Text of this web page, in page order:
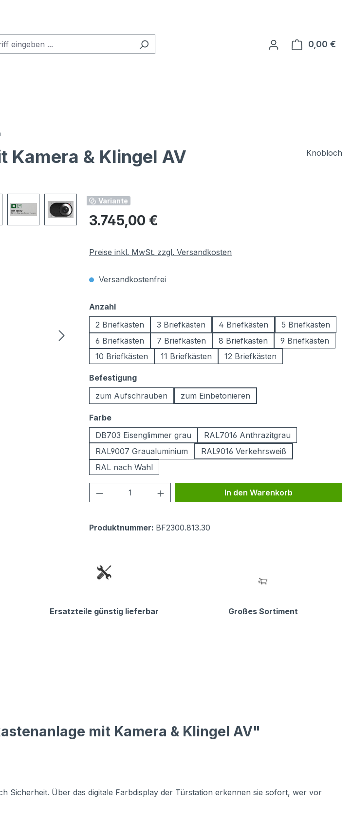
0,00 €
Kamera & Klingel AV Knobloch
Variante
Regulärer Preis:
3.745,00 €
Preise inkl. MwSt. zzgl. Versandkosten
Versandkostenfrei
Anzahlauswählen
2 Briefkästen
3 Briefkästen 4 Briefkästen
5 Briefkästen
6 Briefkästen
7 Briefkästen 8 Briefkästen
9 Briefkästen
10 Briefkästen
11 Briefkästen 12 Briefkästen
Befestigungauswählen
zum Aufschrauben
zum Einbetonieren
Farbeauswählen
DB703 Eisenglimmer grau
RAL7016 Anthrazitgrau
RAL9007 Graualuminium
RAL9016 Verkehrsweiß
RAL nach Wahl
Produkt Anzahl: Gib den gewünschten Wert
In den Warenkorb
Produktnummer: BF2300.813.30
Ersatzteile günstig lieferbar Großes Sortiment
mit Kamera & Klingel AV"
Sicherheit. Über das digitale Farbdisplay der Türstation erkennen sie sofort, wer vor